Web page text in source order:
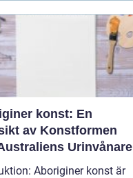
konst: En
av Konstformen
Urinvånare
Aboriginer konst är